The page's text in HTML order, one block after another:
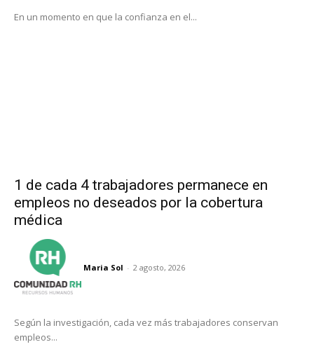
En un momento en que la confianza en el...
1 de cada 4 trabajadores permanece en
empleos no deseados por la cobertura
médica
Maria Sol - 2 agosto, 2026
Según la investigación, cada vez más trabajadores conservan
empleos...